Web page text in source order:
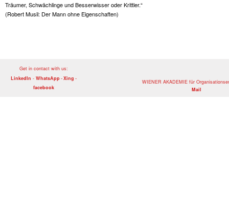
Träumer, Schwächlinge und Besserwisser oder Krittler.“
(Robert Musil: Der Mann ohne Eigenschaften)
Get in contact with us:
LinkedIn - WhatsApp-Xing -
facebook
WIENER AKADEMIE für
Mail